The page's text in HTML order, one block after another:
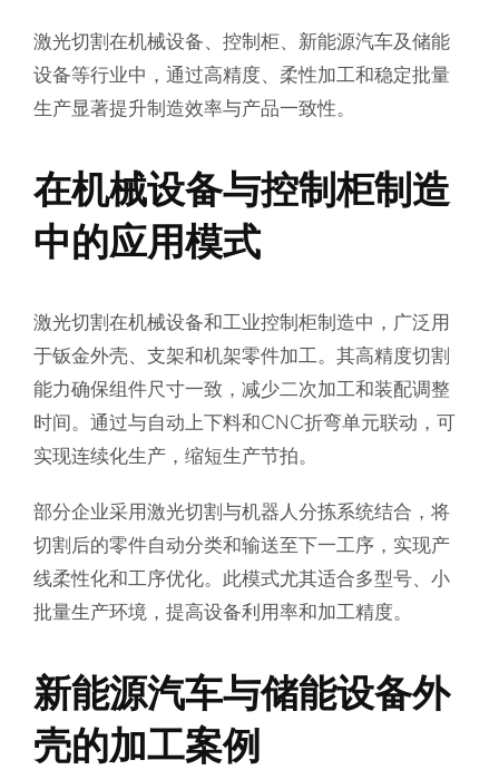
激光切割在机械设备、控制柜、新能源汽车及储能
设备等行业中，通过高精度、柔性加工和稳定批量
生产显著提升制造效率与产品一致性。
在机械设备与控制柜制造
中的应用模式
激光切割在机械设备和工业控制柜制造中，广泛用
于钣金外壳、支架和机架零件加工。其高精度切割
能力确保组件尺寸一致，减少二次加工和装配调整
时间。通过与自动上下料和CNC折弯单元联动，可
实现连续化生产，缩短生产节拍。
部分企业采用激光切割与机器人分拣系统结合，将
切割后的零件自动分类和输送至下一工序，实现产
线柔性化和工序优化。此模式尤其适合多型号、小
批量生产环境，提高设备利用率和加工精度。
新能源汽车与储能设备外
壳的加工案例